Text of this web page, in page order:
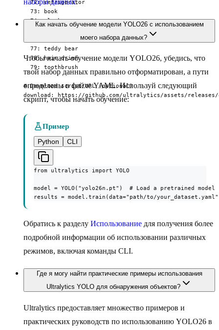
  72: refrigerator
  73: book
  74: clock
  77: teddy bear
  78: hair drier
  79: toothbrush
# Download script/URL (optional)
download: https://github.com/ultralytics/assets/releases/
Как начать обучение модели YOLO26 с использованием
моего набора данных?
Чтобы начать обучение модели YOLO26, убедись, что
твой набор данных правильно отформатирован, а пути
определены в файле YAML. Используй следующий
скрипт, чтобы начать обучение:
Пример
Python
CLI
from ultralytics import YOLO
model = YOLO("yolo26n.pt")  # Load a pretrained model
results = model.train(data="path/to/your_dataset.yaml",
Обратись к разделу Использование для получения более
подробной информации об использовании различных
режимов, включая команды CLI.
Где я могу найти практические примеры использования
Ultralytics YOLO для обнаружения объектов?
Ultralytics предоставляет множество примеров и
практических руководств по использованию YOLO26 в